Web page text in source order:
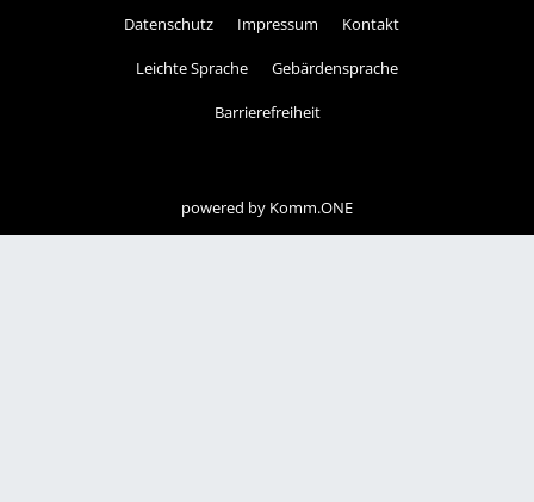
Datenschutz Impressum Kontakt
Leichte Sprache Gebärdensprache
Barrierefreiheit
powered by Komm.ONE